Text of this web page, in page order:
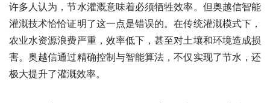
许多人认为，节水灌溉意味着必须牺牲效率。但奥越信智能
灌溉技术恰恰证明了这一点是错误的。在传统灌溉模式下，
农业水资源浪费严重，效率低下，甚至对土壤和环境造成损
害。奥越信通过精确控制与智能算法，不仅实现了节水，还
极大提升了灌溉效率。